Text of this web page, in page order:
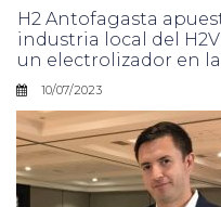
H2 Antofagasta
industria local del
un electrolizador en
10/07/2023